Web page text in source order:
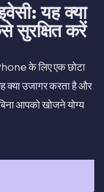
यह क्या
सुरक्षित करें
के लिए एक छोटा
क्या उजागर करता है और
आपको खोजने योग्य